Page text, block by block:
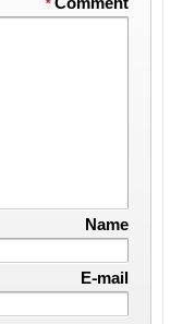
Comment
*
Name
E-mail